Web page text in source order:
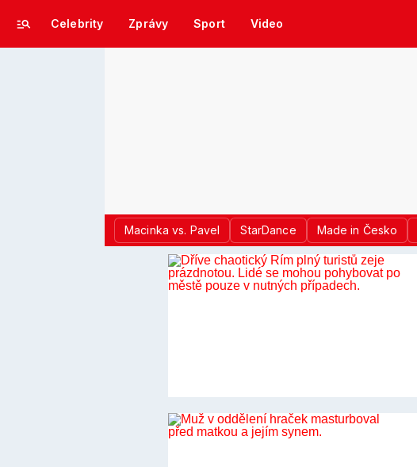
Celebrity Zprávy Sport Video
Macinka vs. Pavel StarDance Made in Česko